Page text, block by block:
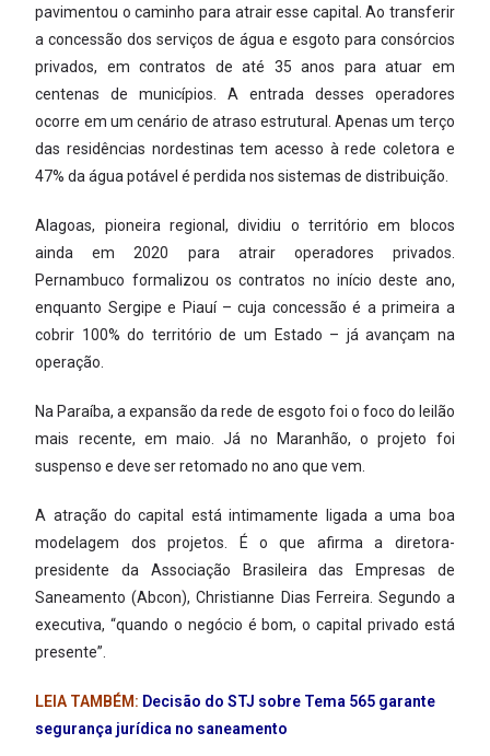
pavimentou o caminho para atrair esse capital. Ao transferir
a concessão dos serviços de água e esgoto para consórcios
privados, em contratos de até 35 anos para atuar em
centenas de municípios. A entrada desses operadores
ocorre em um cenário de atraso estrutural. Apenas um terço
das residências nordestinas tem acesso à rede coletora e
47% da água potável é perdida nos sistemas de distribuição.
Alagoas, pioneira regional, dividiu o território em blocos
ainda em 2020 para atrair operadores privados.
Pernambuco formalizou os contratos no início deste ano,
enquanto Sergipe e Piauí – cuja concessão é a primeira a
cobrir 100% do território de um Estado – já avançam na
operação.
Na Paraíba, a expansão da rede de esgoto foi o foco do leilão
mais recente, em maio. Já no Maranhão, o projeto foi
suspenso e deve ser retomado no ano que vem.
A atração do capital está intimamente ligada a uma boa
modelagem dos projetos. É o que afirma a diretora-
presidente da Associação Brasileira das Empresas de
Saneamento (Abcon), Christianne Dias Ferreira. Segundo a
executiva, “quando o negócio é bom, o capital privado está
presente”.
LEIA TAMBÉM: Decisão do STJ sobre Tema 565 garante
segurança jurídica no saneamento